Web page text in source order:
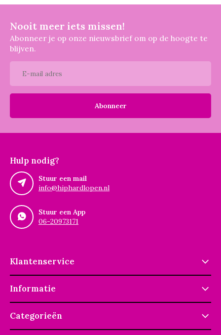
Nooit meer iets missen!
Abonneer je op onze nieuwsbrief om op de hoogte te
blijven.
Abonneer
Hulp nodig?
Stuur een mail
info@hiphardlopen.nl
Stuur een App
06-20973171
Klantenservice
Informatie
Categorieën